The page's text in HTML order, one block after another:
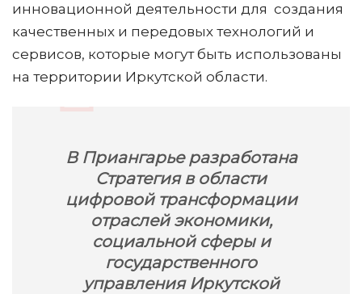
инновационной деятельности для создания
качественных и передовых технологий и
сервисов, которые могут быть использованы
на территории Иркутской области.
В Приангарье разработана
Стратегия в области
цифровой трансформации
отраслей экономики,
социальной сферы и
государственного
управления Иркутской